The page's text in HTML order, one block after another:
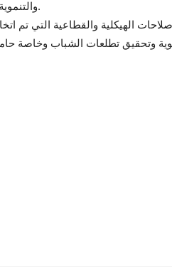
والتنموية التي تمر بها تونس خلال هذه المرحلة.
الهيكلية والقطاعية التي تم